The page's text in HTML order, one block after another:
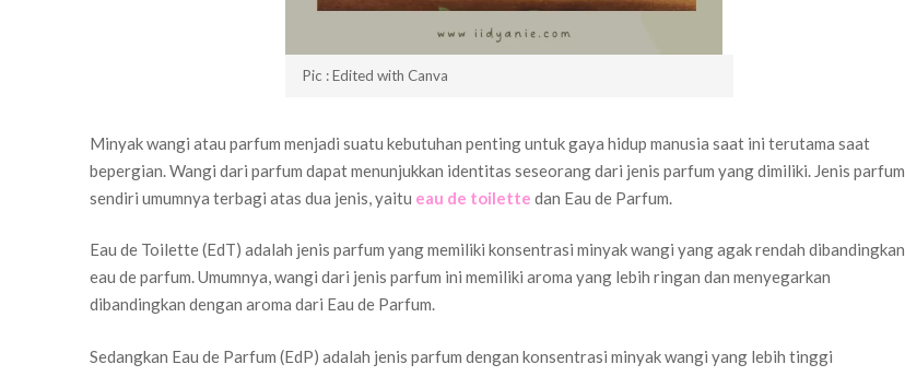
Pic : Edited with Canva
Minyak wangi atau parfum menjadi suatu kebutuhan penting untuk gaya hidup manusia saat ini terutama saat
bepergian. Wangi dari parfum dapat menunjukkan identitas seseorang dari jenis parfum yang dimiliki. Jenis parfum
sendiri umumnya terbagi atas dua jenis, yaitu eau de toilette dan Eau de Parfum.
Eau de Toilette (EdT) adalah jenis parfum yang memiliki konsentrasi minyak wangi yang agak rendah dibandingkan
eau de parfum. Umumnya, wangi dari jenis parfum ini memiliki aroma yang lebih ringan dan menyegarkan
dibandingkan dengan aroma dari Eau de Parfum.
Sedangkan Eau de Parfum (EdP) adalah jenis parfum dengan konsentrasi minyak wangi yang lebih tinggi